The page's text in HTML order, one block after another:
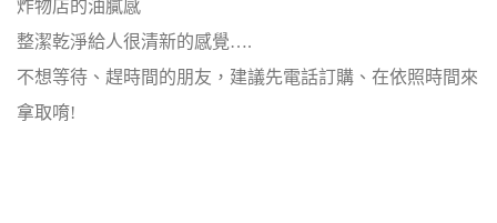
炸物店的油膩感
整潔乾淨給人很清新的感覺….
不想等待、趕時間的朋友，建議先電話訂購、在依照時間來
拿取唷!